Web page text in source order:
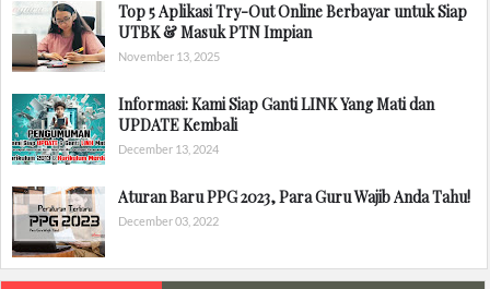
Top 5 Aplikasi Try-Out Online Berbayar untuk Siap
UTBK & Masuk PTN Impian
November 13, 2025
Informasi: Kami Siap Ganti LINK Yang Mati dan
UPDATE Kembali
December 13, 2024
Aturan Baru PPG 2023, Para Guru Wajib Anda Tahu!
December 03, 2022